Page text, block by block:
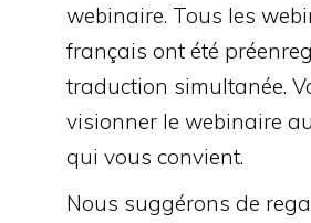
webinaire. Tous les
français ont été
traduction simultanée.
visionner le webinaire
qui vous convient.
Nous suggérons de